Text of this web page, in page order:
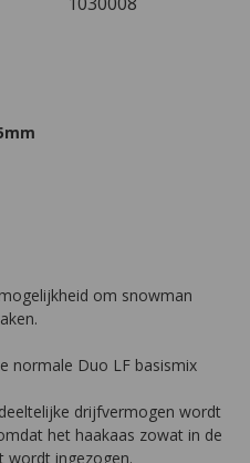
om snowman
normale Duo LF basismix
drijfvermogen wordt
het haakaas zowat in de
wordt ingezogen.